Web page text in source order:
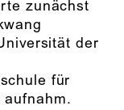
zunächst
der
für